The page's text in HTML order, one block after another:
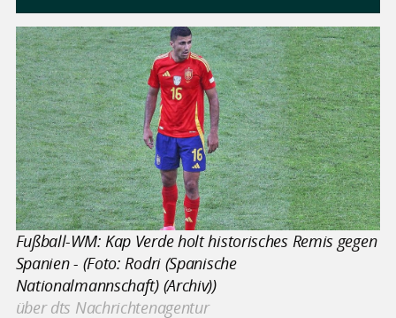
Fußball-WM: Kap Verde holt historisches Remis gegen
Spanien - (Foto: Rodri (Spanische
Nationalmannschaft) (Archiv))
über dts Nachrichtenagentur